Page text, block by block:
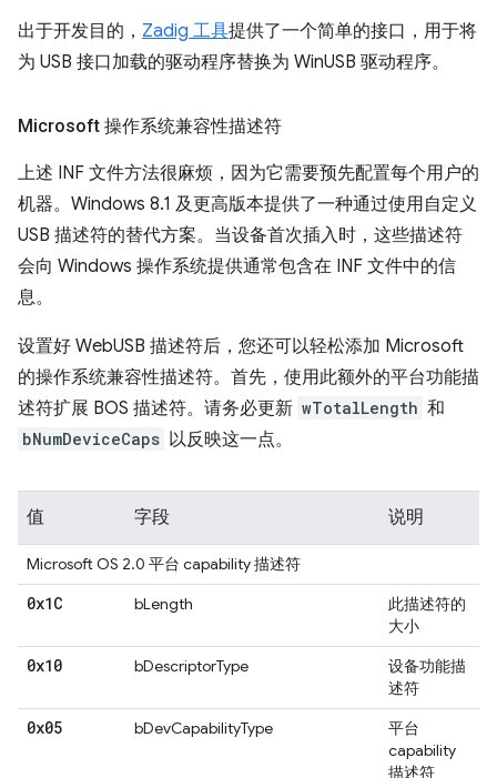
出于开发目的， Zadig 工具提供了一个简单的接口，用于将
为 USB 接口加载的驱动程序替换为 WinUSB 驱动程序。
Microsoft 操作系统兼容性描述符
上述 INF 文件方法很麻烦，因为它需要预先配置每个用户的
机器。Windows 8.1 及更高版本提供了一种通过使用自定义
USB 描述符的替代方案。当设备首次插入时，这些描述符
会向 Windows 操作系统提供通常包含在 INF 文件中的信
息。
设置好 WebUSB 描述符后，您还可以轻松添加 Microsoft
的操作系统兼容性描述符。首先，使用此额外的平台功能描
述符扩展 BOS 描述符。请务必更新 wTotalLength 和
bNumDeviceCaps 以反映这一点。
值 字段 说明
Microsoft OS 2.0 平台 capability 描述符
0x1C bLength
此描述符的
大小
0x10 bDescriptorType
设备功能描
述符
0x05 bDevCapabilityType
平台
capability
描述符